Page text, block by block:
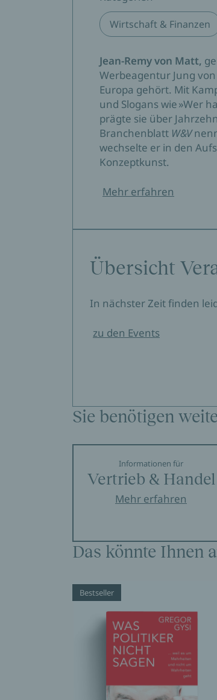
Wirtschaft & Finanzen
Jean-Remy von Matt,
Werbeagentur Jung
Europa gehört. Mit
und Slogans wie »Wer
prägte sie über
Branchenblatt W&V
wechselte er in den
Konzeptkunst.
Mehr erfahren
Übersicht
In nächster Zeit finden
zu den Events
Sie benötigen
Informationen für
Vertrieb & Handel
Mehr erfahren
Das könnte Ihnen
Bestseller